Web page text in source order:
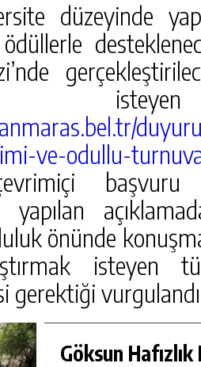
düzeyinde
ve-odullu-
başvuru
yapılan
önünde
isteyen
gerektiği
Göksun Hafızlık